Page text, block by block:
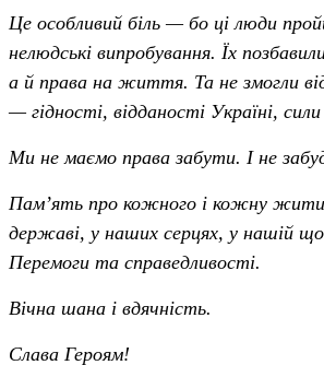
Це особливий біль — бо ці люди
нелюдські випробування. Їх
а й права на життя. Та не змогли
— гідності, відданості Україні, сили
Ми не маємо права забути. І не
Пам’ять про кожного і кожну
державі, у наших серцях, у нашій
Перемоги та справедливості.
Вічна шана і вдячність.
Слава Героям!